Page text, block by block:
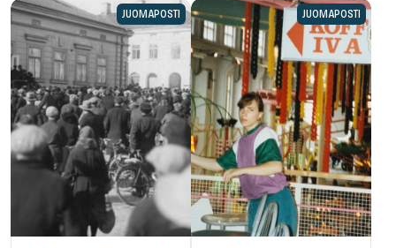
JUOMAPOSTI JUOMAPOSTI